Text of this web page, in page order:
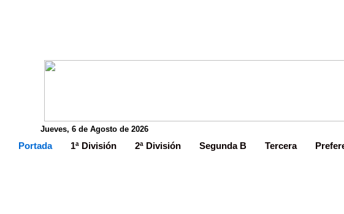
Jueves, 6 de Agosto de 2026
Portada 1ª División 2ª División Segunda B Tercera